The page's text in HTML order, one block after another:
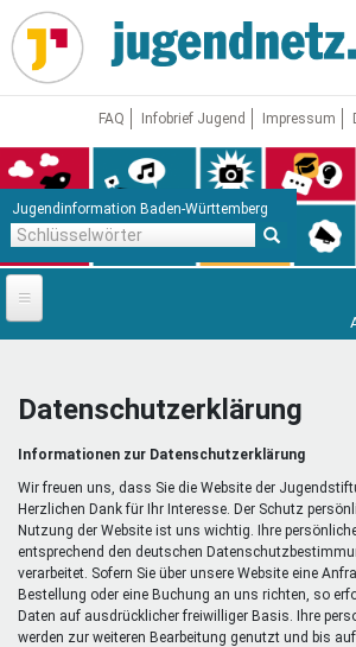
Direkt
zum
Inhalt
FAQ Infobrief Jugend Impressum
Jugendinformation Baden-Württemberg
Startseite
Jugendnetz
Freizeit & Reisen
Mentoren & Projekte
Schule & Beruf
Vor Ort
Datenschutzerklärung
Informationen zur Datenschutzerklärung
Wir freuen uns, dass Sie die Website der
Herzlichen Dank für Ihr Interesse. Der Schutz
Nutzung der Website ist uns wichtig. Ihre
entsprechend den deutschen
verarbeitet. Sofern Sie über unsere Website eine
Bestellung oder eine Buchung an uns richten, so
Daten auf ausdrücklicher freiwilliger Basis. Ihre
werden zur weiteren Bearbeitung genutzt und bis